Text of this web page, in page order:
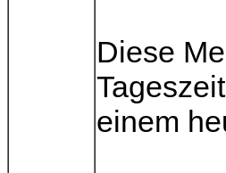
Diese
einem